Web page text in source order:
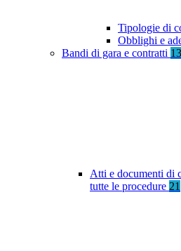
Tipologie di
Obblighi e
Bandi di gara e contratti
Atti e documenti di
tutte le procedure 21